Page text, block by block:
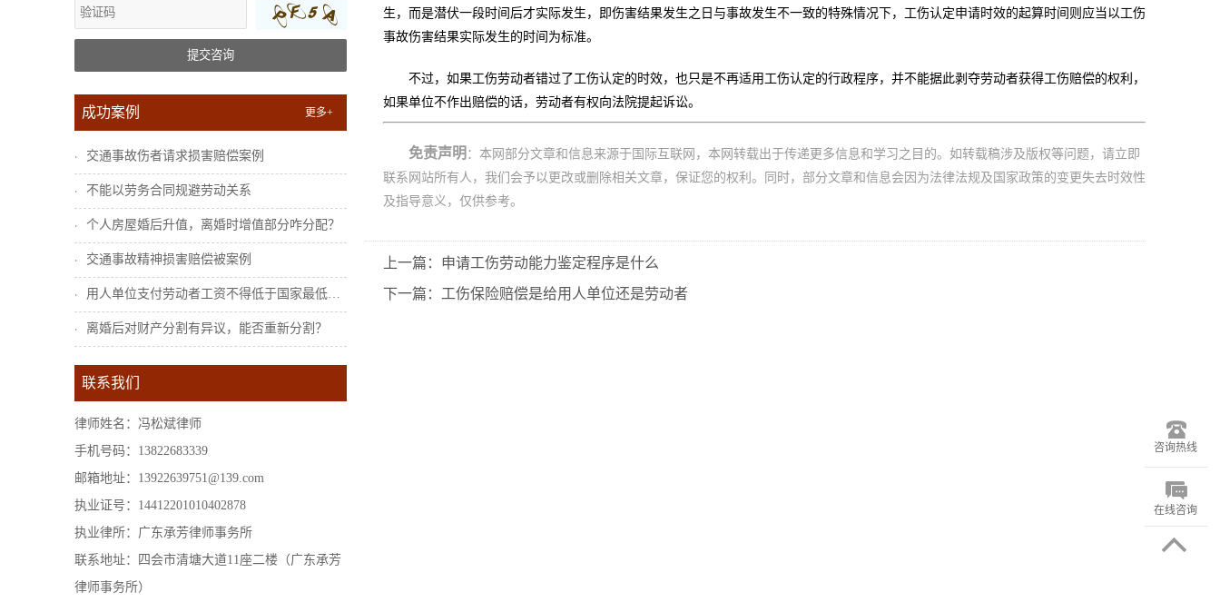
提交咨询
成功案例 更多+
交通事故伤者请求损害赔偿案例
不能以劳务合同规避劳动关系
个人房屋婚后升值，离婚时增值部分咋分配？
交通事故精神损害赔偿被案例
用人单位支付劳动者工资不得低于国家最低工...
离婚后对财产分割有异议，能否重新分割？
联系我们
律师姓名：冯松斌律师
手机号码：13822683339
邮箱地址：13922639751@139.com
执业证号：14412201010402878
执业律所：广东承芳律师事务所
联系地址：四会市清塘大道11座二楼（广东承芳
律师事务所）
生，而是潜伏一段时间后才实际发生，即伤害结果发生之日与事故发生不一致的特殊情况下，工伤认定申请时效的起算时间则应当以工伤
事故伤害结果实际发生的时间为标准。
不过，如果工伤劳动者错过了工伤认定的时效，也只是不再适用工伤认定的行政程序，并不能据此剥夺劳动者获得工伤赔偿的权利，
如果单位不作出赔偿的话，劳动者有权向法院提起诉讼。
免责声明 ：本网部分文章和信息来源于国际互联网，本网转载出于传递更多信息和学习之目的。如转载稿涉及版权等问题，请立即
联系网站所有人，我们会予以更改或删除相关文章，保证您的权利。同时，部分文章和信息会因为法律法规及国家政策的变更失去时效性
及指导意义，仅供参考。
上一篇：申请工伤劳动能力鉴定程序是什么
下一篇：工伤保险赔偿是给用人单位还是劳动者
咨询热线
在线咨询